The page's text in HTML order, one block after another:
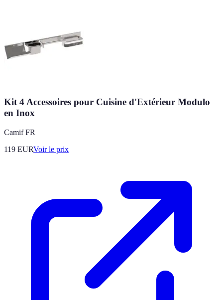
Kit 4 Accessoires pour Cuisine d'Extérieur Modulo
en Inox
Camif FR
119 EURVoir le prix